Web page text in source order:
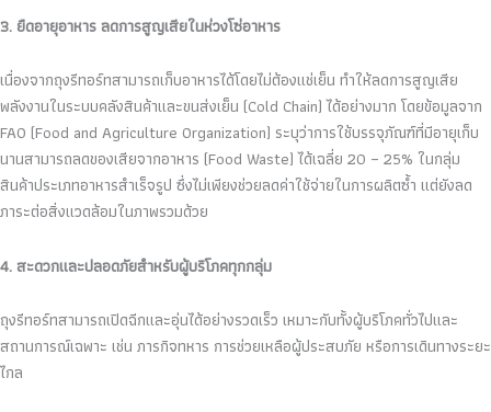
3. ยืดอายุอาหาร ลดการสูญเสียในห่วงโซ่อาหาร
เนื่องจากถุงรีทอร์ทสามารถเก็บอาหารได้โดยไม่ต้องแช่เย็น ทำให้ลดการสูญเสีย
พลังงานในระบบคลังสินค้าและขนส่งเย็น (Cold Chain) ได้อย่างมาก โดยข้อมูลจาก
FAO (Food and Agriculture Organization) ระบุว่าการใช้บรรจุภัณฑ์ที่มีอายุเก็บ
นานสามารถลดของเสียจากอาหาร (Food Waste) ได้เฉลี่ย 20 – 25% ในกลุ่ม
สินค้าประเภทอาหารสำเร็จรูป ซึ่งไม่เพียงช่วยลดค่าใช้จ่ายในการผลิตซ้ำ แต่ยังลด
ภาระต่อสิ่งแวดล้อมในภาพรวมด้วย
4. สะดวกและปลอดภัยสำหรับผู้บริโภคทุกกลุ่ม
ถุงรีทอร์ทสามารถเปิดฉีกและอุ่นได้อย่างรวดเร็ว เหมาะกับทั้งผู้บริโภคทั่วไปและ
สถานการณ์เฉพาะ เช่น ภารกิจทหาร การช่วยเหลือผู้ประสบภัย หรือการเดินทางระยะ
ไกล